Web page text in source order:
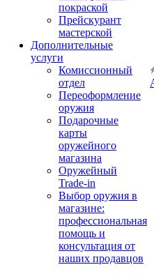
покраской
Прейскурант
мастерской
Дополнительные
услуги
Комиссионный
отдел
Переоформление
оружия
Подарочные
карты
оружейного
магазина
Оружейный
Trade-in
Выбор оружия в
магазине:
профессиональная
помощь и
консультация от
наших продавцов